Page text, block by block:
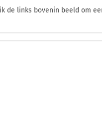
de links bovenin beeld om